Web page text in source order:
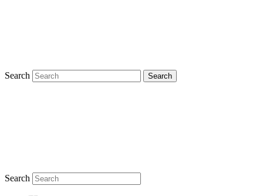
Search Search
Search